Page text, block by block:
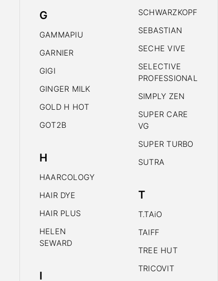
G
GAMMAPIU
GARNIER
GIGI
GINGER MILK
GOLD H HOT
GOT2B
H
HAARCOLOGY
HAIR DYE
HAIR PLUS
HELEN
SEWARD
I
SCHWARZKOPF
SEBASTIAN
SECHE VIVE
SELECTIVE
PROFESSIONAL
SIMPLY ZEN
SUPER CARE
VG
SUPER TURBO
SUTRA
T
T.TAiO
TAIFF
TREE HUT
TRICOVIT